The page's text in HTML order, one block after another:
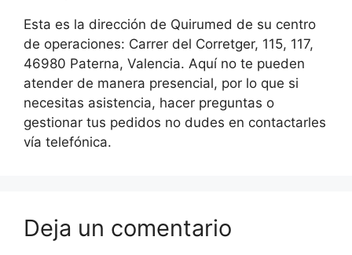
Esta es la dirección de Quirumed de su centro
de operaciones: Carrer del Corretger, 115, 117,
46980 Paterna, Valencia. Aquí no te pueden
atender de manera presencial, por lo que si
necesitas asistencia, hacer preguntas o
gestionar tus pedidos no dudes en contactarles
vía telefónica.
Deja un comentario